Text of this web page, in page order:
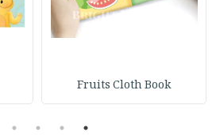
Fruits Cloth Book
1
2
3
4